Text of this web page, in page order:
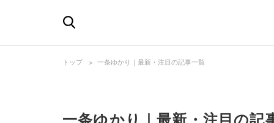
トップ 一条ゆかり｜最新・注目の記事一覧
一条ゆかり｜最新・注目の記